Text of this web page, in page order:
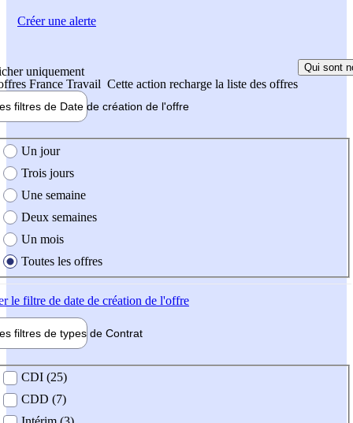
uniquement
France Travail Cette action recharge la liste des offres
Qui sont
filtres de Date de création de l'offre
création de l'offre
Un jour
Trois jours
Une semaine
Deux semaines
Un mois
Toutes les offres
le filtre de date de création de l'offre
filtres de types de Contrat
contrat
CDI (25)
CDD (7)
Créer une alerte